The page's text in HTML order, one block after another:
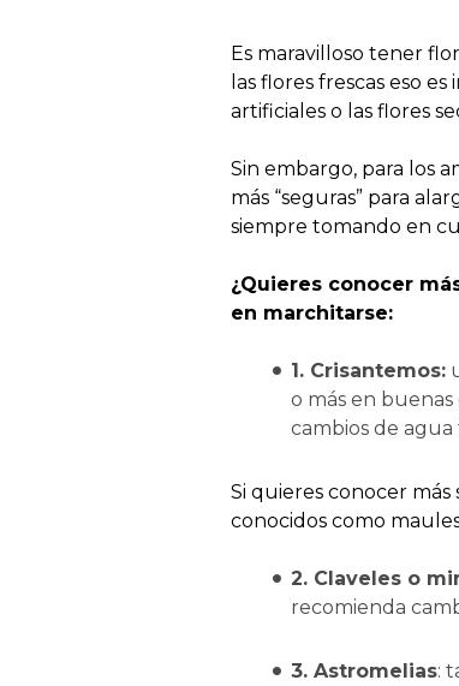
Es maravilloso tener
las flores frescas eso
artificiales o las flores
Sin embargo, para los
más “seguras” para
siempre tomando en
¿Quieres conocer
en marchitarse:
1. Crisantemos:
o más en
cambios de agua
Si quieres conocer
conocidos como
2. Claveles o
recomienda
3. Astromelias: